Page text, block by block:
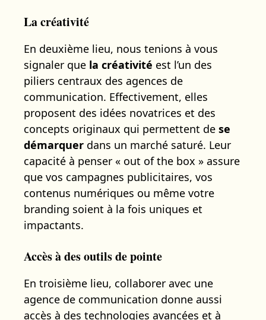
La créativité
En deuxième lieu, nous tenions à vous
signaler que la créativité est l’un des
piliers centraux des agences de
communication. Effectivement, elles
proposent des idées novatrices et des
concepts originaux qui permettent de se
démarquer dans un marché saturé. Leur
capacité à penser « out of the box » assure
que vos campagnes publicitaires, vos
contenus numériques ou même votre
branding soient à la fois uniques et
impactants.
Accès à des outils de pointe
En troisième lieu, collaborer avec une
agence de communication donne aussi
accès à des technologies avancées et à